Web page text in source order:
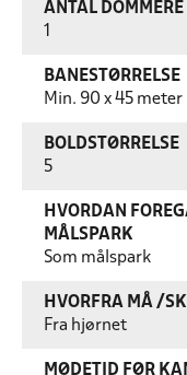
ANTAL DOMMERE
BANESTØRRELSE
Min. 90 x 45 meter
BOLDSTØRRELSE
5
HVORDAN
MÅLSPARK
Som målspark
HVORFRA MÅ /
Fra hjørnet
MØDETID FØR